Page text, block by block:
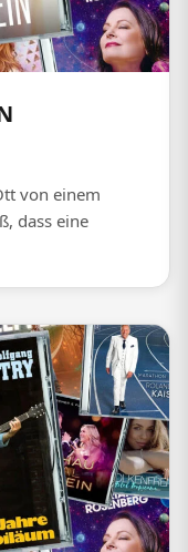
von einem
dass eine